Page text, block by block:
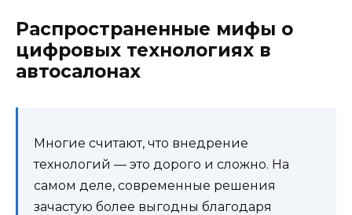
Распространенные мифы о
цифровых технологиях в
автосалонах
Многие считают, что внедрение
технологий — это дорого и сложно. На
самом деле, современные решения
зачастую более выгодны благодаря